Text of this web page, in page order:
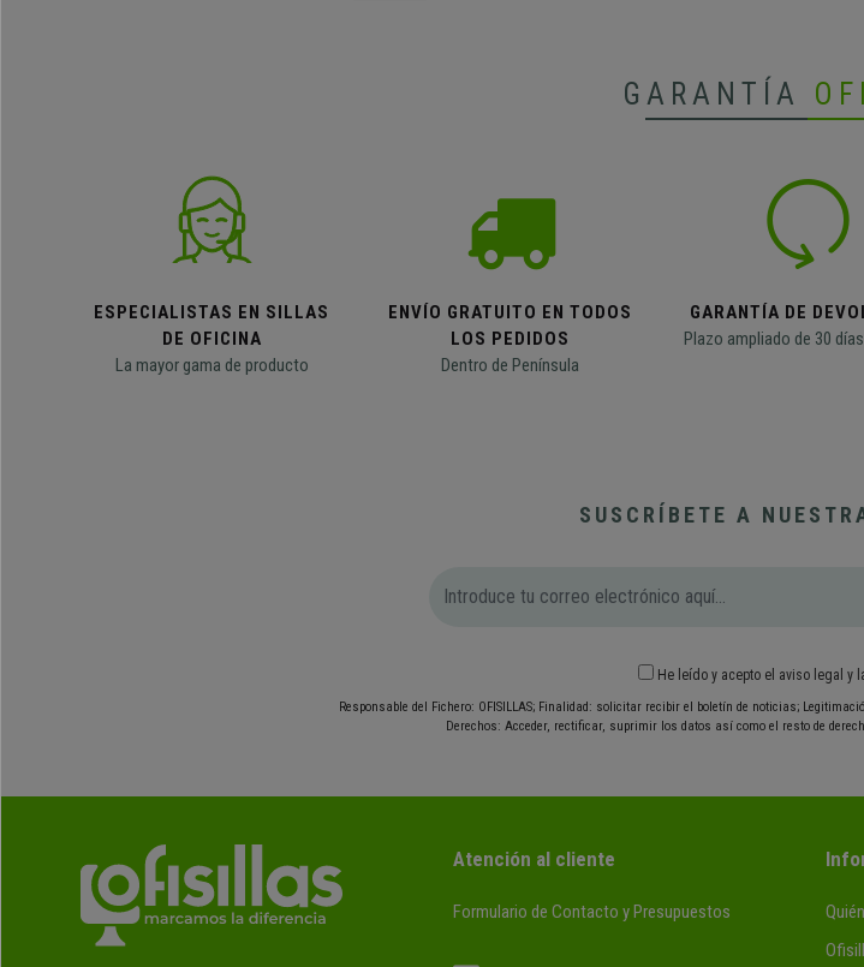
GARANTÍA
ESPECIALISTAS EN SILLAS
DE OFICINA
La mayor gama de producto
ENVÍO GRATUITO EN TODOS
LOS PEDIDOS
Dentro de Península
GARANTÍA DE
Plazo ampliado de 30
SUSCRÍBETE A
He leído y acepto el aviso legal y
Responsable del Fichero: OFISILLAS; Finalidad: solicitar recibir el boletín de noticias;
Derechos: Acceder, rectificar, suprimir los datos así como el resto de
Atención al cliente
Formulario de Contacto y Presupuestos